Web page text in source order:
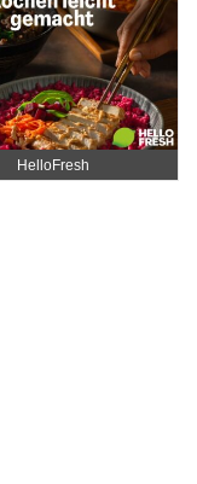
HelloFresh